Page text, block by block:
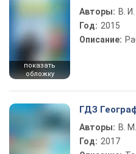
показать
обложку
Авторы: В.
Год: 2015
Описание:
ГДЗ
Авторы: В.
Год: 2017